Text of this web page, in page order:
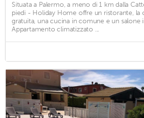
Situata a Palermo, a meno di 1 km dalla
piedi - Holiday Home offre un ristorante, la
gratuita, una cucina in comune e un salone
Appartamento climatizzato ...